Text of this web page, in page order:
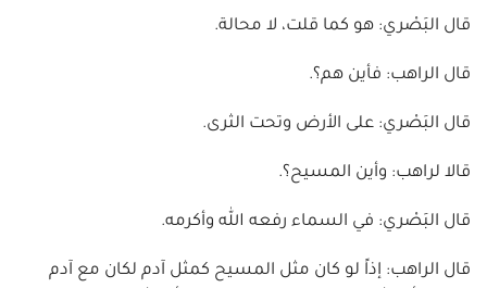
قال البَصْري: هو كما قلت، لا محالة.
قال الراهب: فأين هم؟.
قال البَصْري: على الأرض وتحت الثرى.
قالا لراهب: وأين المسيح؟.
قال البَصْري: في السماء رفعه الله وأكرمه.
قال الراهب: إذاً لو كان مثل المسيح كمثل آدم لكان مع آدم